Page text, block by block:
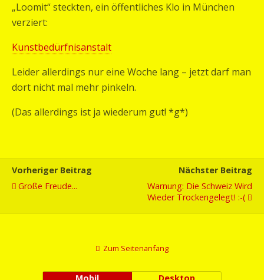
„Loomit“ steckten, ein öffentliches Klo in München
verziert:
Kunstbedürfnisanstalt
Leider allerdings nur eine Woche lang – jetzt darf man
dort nicht mal mehr pinkeln.
(Das allerdings ist ja wiederum gut! *g*)
Vorheriger Beitrag
Große Freude...
Nächster Beitrag
Warnung: Die Schweiz Wird
Wieder Trockengelegt! :-(
Zum Seitenanfang